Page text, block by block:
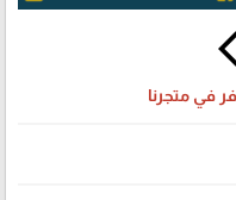
في متجرنا